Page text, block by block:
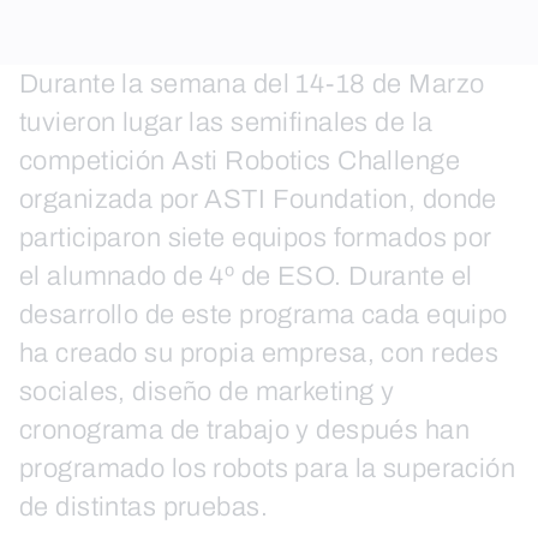
Durante la semana del 14-18 de Marzo
tuvieron lugar las semifinales de la
competición Asti Robotics Challenge
organizada por ASTI Foundation, donde
participaron siete equipos formados por
el alumnado de 4º de ESO. Durante el
desarrollo de este programa cada equipo
ha creado su propia empresa, con redes
sociales, diseño de marketing y
cronograma de trabajo y después han
programado los robots para la superación
de distintas pruebas.